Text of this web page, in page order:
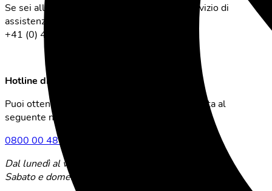
Se sei all'estero puoi contattare il nostro servizio di
assistenza clienti al seguente numero:
+41 (0) 44 525 01 20
Hotline di vendita
Puoi ottenere una consulenza di vendita gratuita al
seguente numero:
0800 00 48 48
Dal lunedì al venerdì: 09:00 – 20:00
Sabato e domenica: 10:00 – 16:00